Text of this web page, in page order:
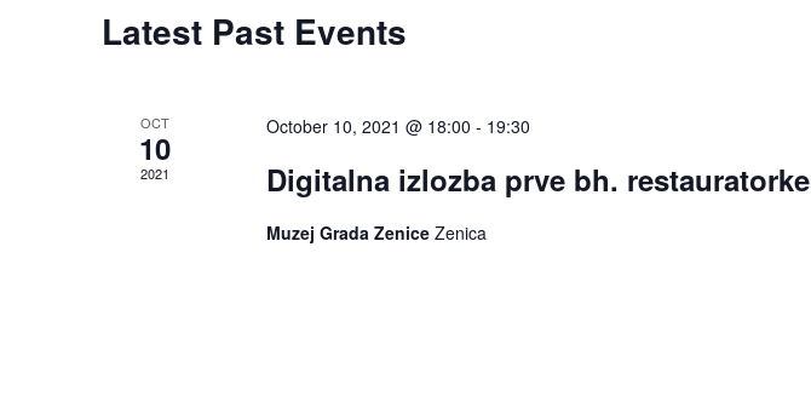
Latest Past Events
OCT
10
2021
October 10, 2021 @ 18:00 - 19:30
Digitalna izlozba prve bh. restauratorke
Muzej Grada Zenice Zenica